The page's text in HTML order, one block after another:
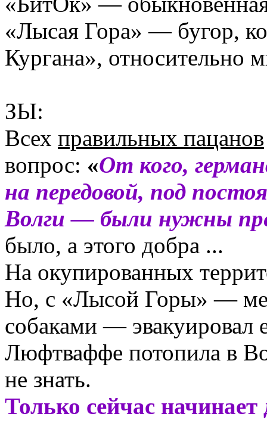
«Лысая Гора» — бугор,
Кургана», относительно
ЗЫ:
Всех правильных пацанов
вопрос: «От кого,
на передовой, под
Волги — были нужны
было, а этого добра ...
На окупированных
Но, с «Лысой Горы» —
собаками — эвакуировал
Люфтваффе потопила в
не знать.
Только сейчас